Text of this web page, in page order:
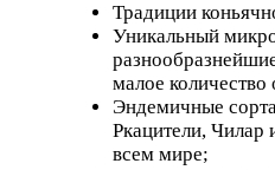
Традиции
Уникальный
малое количество
Эндемичные
Ркацители,
всем мире;